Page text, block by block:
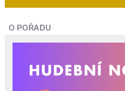
O POŘADU